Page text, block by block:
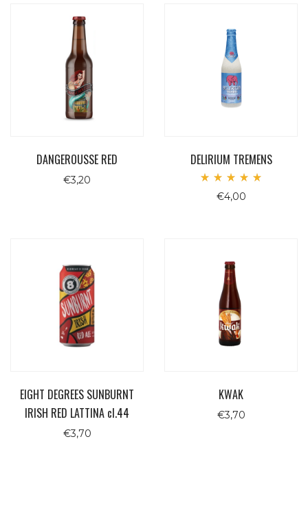
DANGEROUSSE RED
€3,20
DELIRIUM TREMENS
5.00
€4,00
EIGHT DEGREES SUNBURNT
IRISH RED LATTINA cl.44
€3,70
KWAK
€3,70